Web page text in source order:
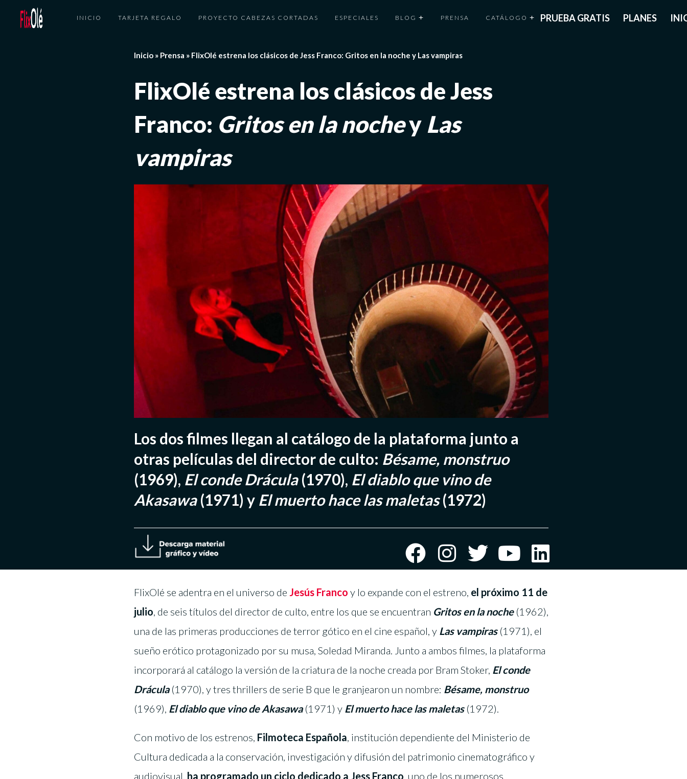
INICIO TARJETA REGALO PROYECTO CABEZAS CORTADAS ESPECIALES BLOG PRENSA CATÁLOGO PRUEBA GRATIS PLANES
Inicio» Prensa » FlixOlé estrena los clásicos de Jess Franco: Gritos en la noche y Las vampiras
FlixOlé estrena los clásicos de Jess
Franco: Gritos en la nochey Las
vampiras
Los dos filmes llegan al catálogo de la plataforma junto a
otras películas del director de culto: Bésame, monstruo
(1969), El conde Drácula(1970), El diablo que vino de
Akasawa(1971) y El muerto hace las maletas(1972)
FlixOlé se adentra en el universo de Jesús Franco y lo expande con el estreno, el próximo 11 de
julio, de seis títulos del director de culto, entre los que se encuentran Gritos en la noche(1962),
una de las primeras producciones de terror gótico en el cine español, y Las vampiras(1971), el
sueño erótico protagonizado por su musa, Soledad Miranda. Junto a ambos filmes, la plataforma
incorporará al catálogo la versión de la criatura de la noche creada por Bram Stoker, El conde
Drácula(1970), y tres thrillers de serie B que le granjearon un nombre: Bésame, monstruo
(1969), El diablo que vino de Akasawa(1971) y El muerto hace las maletas(1972).
Con motivo de los estrenos, Filmoteca Española, institución dependiente del Ministerio de
Cultura dedicada a la conservación, investigación y difusión del patrimonio cinematográfico y
audiovisual, ha programado un ciclo dedicado a Jess Franco, uno de los numerosos